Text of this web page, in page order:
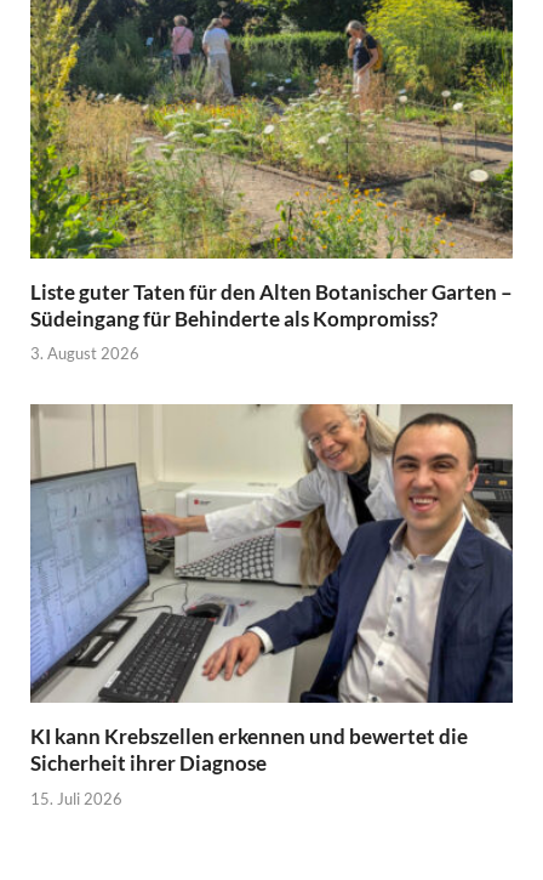
Liste guter Taten für den Alten Botanischer Garten –
Südeingang für Behinderte als Kompromiss?
3. August 2026
KI kann Krebszellen erkennen und bewertet die
Sicherheit ihrer Diagnose
15. Juli 2026